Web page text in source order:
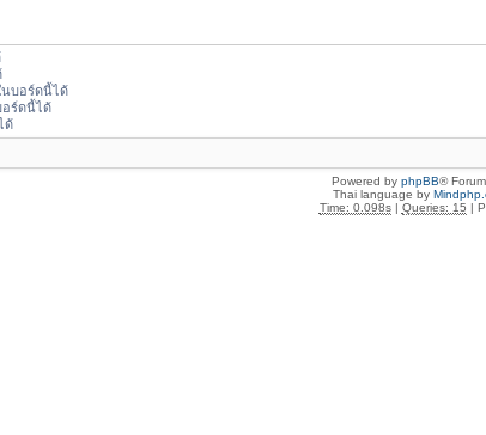
นบอร์ดนี้ได้
อร์ดนี้ได้
ด้
Powered by phpBB®
Thai language by
Time: 0.098s| Queries: 15 |